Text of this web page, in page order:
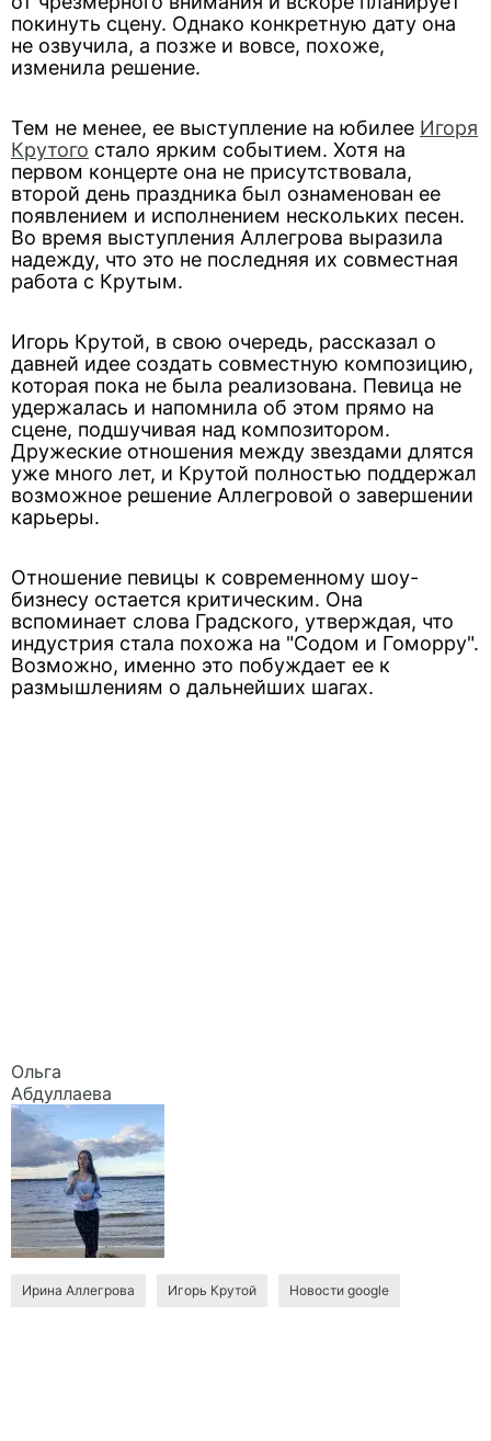
покинуть сцену. Однако конкретную дату она
не озвучила, а позже и вовсе, похоже,
изменила решение.
Тем не менее, ее выступление на юбилее Игоря
Крутого стало ярким событием. Хотя на
первом концерте она не присутствовала,
второй день праздника был ознаменован ее
появлением и исполнением нескольких песен.
Во время выступления Аллегрова выразила
надежду, что это не последняя их совместная
работа с Крутым.
Игорь Крутой, в свою очередь, рассказал о
давней идее создать совместную композицию,
которая пока не была реализована. Певица не
удержалась и напомнила об этом прямо на
сцене, подшучивая над композитором.
Дружеские отношения между звездами длятся
уже много лет, и Крутой полностью поддержал
возможное решение Аллегровой о завершении
карьеры.
Отношение певицы к современному шоу-
бизнесу остается критическим. Она
вспоминает слова Градского, утверждая, что
индустрия стала похожа на "Содом и Гоморру".
Возможно, именно это побуждает ее к
размышлениям о дальнейших шагах.
Ольга
Абдуллаева
Ирина Аллегрова Игорь Крутой Новости google